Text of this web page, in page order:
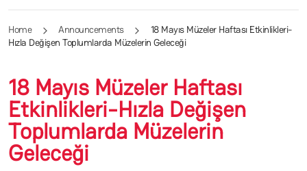
Home Announcements
18 Mayıs Müzeler Haftası Etkinlikleri-
Hızla Değişen Toplumlarda Müzelerin Geleceği
18 Mayıs Müzeler Haftası
Etkinlikleri-Hızla Değişen
Toplumlarda Müzelerin
Geleceği